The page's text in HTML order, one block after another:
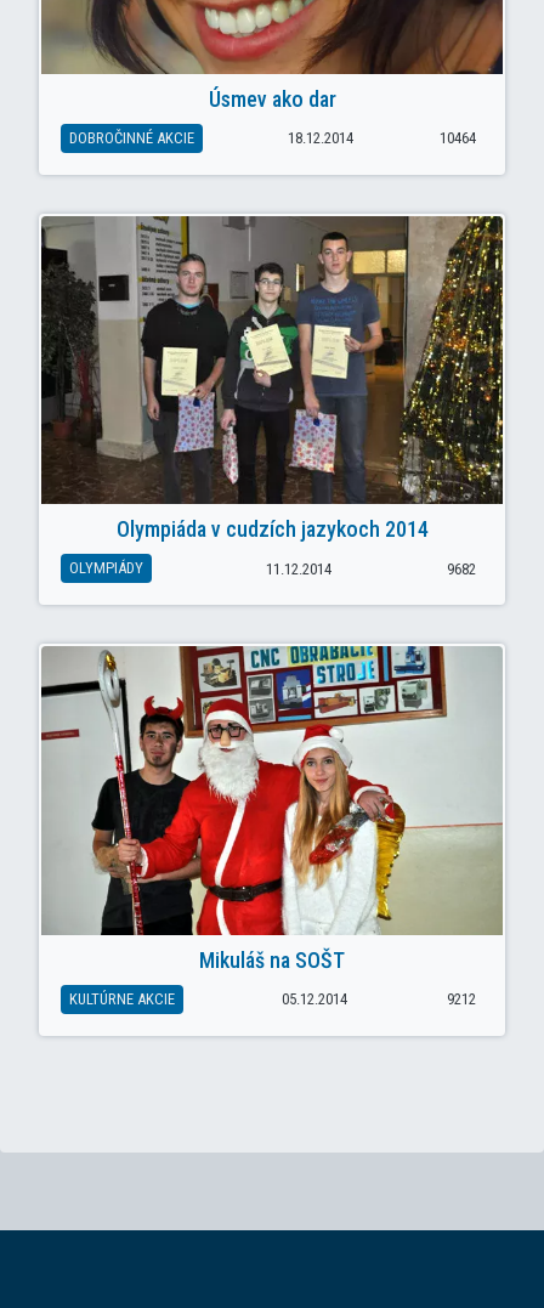
Úsmev ako dar
DOBROČINNÉ AKCIE 18.12.2014 10464
Olympiáda v cudzích jazykoch 2014
OLYMPIÁDY 11.12.2014 9682
Mikuláš na SOŠT
KULTÚRNE AKCIE 05.12.2014 9212